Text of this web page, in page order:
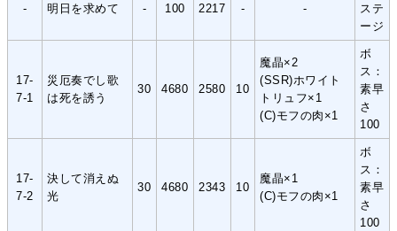
- 明日を求めて - 100 2217 - -
ステ
ージ
17-
7-1
災厄奏でし歌
は死を誘う
30 4680 2580 10
魔晶×2
(SSR)ホワイト
トリュフ×1
(C)モフの肉×1
ボ
ス：
素早
さ
100
17-
7-2
決して消えぬ
光
30 4680 2343 10
魔晶×1
(C)モフの肉×1
ボ
ス：
素早
さ
100